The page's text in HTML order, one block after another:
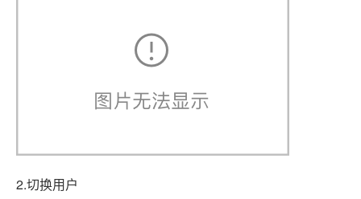
2.切换用户